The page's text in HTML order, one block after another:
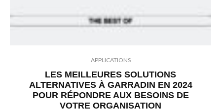
APPLICATIONS
LES MEILLEURES SOLUTIONS
ALTERNATIVES À GARRADIN EN 2024
POUR RÉPONDRE AUX BESOINS DE
VOTRE ORGANISATION